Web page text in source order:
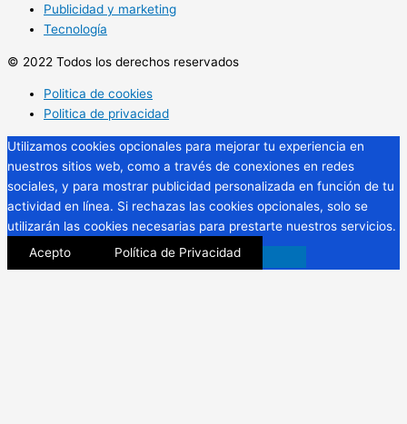
Publicidad y marketing
Tecnología
© 2022 Todos los derechos reservados
Politica de cookies
Politica de privacidad
Utilizamos cookies opcionales para mejorar tu experiencia en
nuestros sitios web, como a través de conexiones en redes
sociales, y para mostrar publicidad personalizada en función de tu
actividad en línea. Si rechazas las cookies opcionales, solo se
utilizarán las cookies necesarias para prestarte nuestros servicios.
Acepto
Política de Privacidad